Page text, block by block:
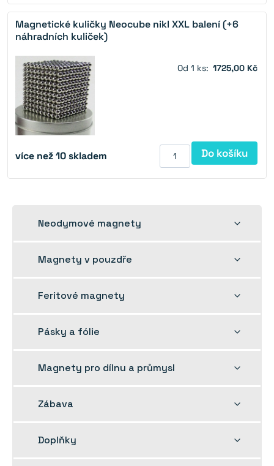
Magnetické kuličky Neocube nikl XXL balení (+6
náhradních kuliček)
Od 1 ks: 1725,00 Kč
více než 10 skladem Do košíku
Neodymové magnety
Rozbalit
Magnety v pouzdře
Rozbalit
Feritové magnety
Rozbalit
Pásky a fólie
Rozbalit
Magnety pro dílnu a průmysl
Rozbalit
Zábava
Rozbalit
Doplňky
Rozbalit